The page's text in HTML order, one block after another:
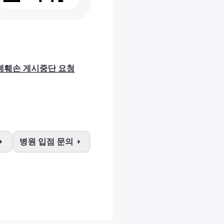
훼손 게시중단 요청
arrow_right 병원 입점 문의 arrow_right